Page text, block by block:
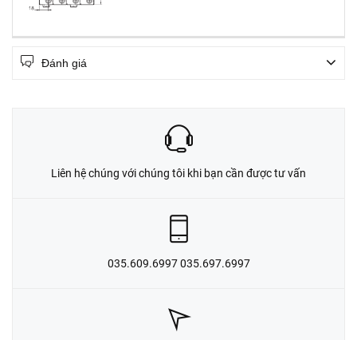
Đánh giá
Liên hệ chúng với chúng tôi khi bạn cần được tư vấn
035.609.6997 035.697.6997